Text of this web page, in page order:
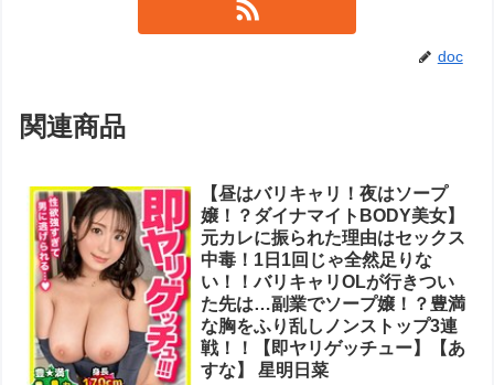
doc
関連商品
【昼はバリキャリ！夜はソープ
嬢！？ダイナマイトBODY美女】
元カレに振られた理由はセックス
中毒！1日1回じゃ全然足りな
い！！バリキャリOLが行きつい
た先は…副業でソープ嬢！？豊満
な胸をふり乱しノンストップ3連
戦！！【即ヤリゲッチュー】【あ
すな】 星明日菜